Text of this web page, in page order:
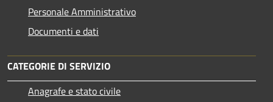
Personale Amministrativo
Documenti e dati
CATEGORIE DI SERVIZIO
Anagrafe e stato civile